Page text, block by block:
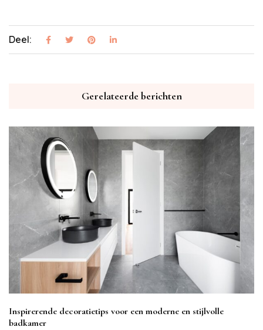
Deel:
Gerelateerde berichten
Inspirerende decoratietips voor een moderne en stijlvolle
badkamer